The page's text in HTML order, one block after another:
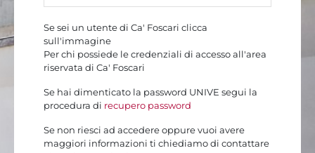
Se sei un utente di Ca' Foscari clicca
sull'immagine
Per chi possiede le credenziali di accesso all'area
riservata di Ca' Foscari
Se hai dimenticato la password UNIVE segui la
procedura di recupero password
Se non riesci ad accedere oppure vuoi avere
maggiori informazioni ti chiediamo di contattare